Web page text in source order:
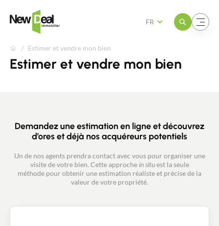
Ouvrir le menuOuvrir le menu
FR
Estimer et vendre mon bien
Estimer et vendre mon bien
Demandez une estimation en ligne et découvrez
d’ores et déjà nos acquéreurs potentiels
Un de nos agents prendra contact avec vous pour organiser une
visite de votre bien. Cette approche in situest la seule
méthode pour obtenir une estimation réaliste et précise de la
valeur de votre propriété.